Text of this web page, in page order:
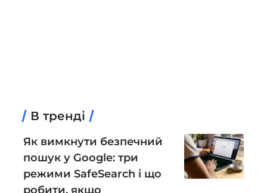
В тренді
Як вимкнути безпечний
пошук у Google: три
режими SafeSearch і що
робити, якщо